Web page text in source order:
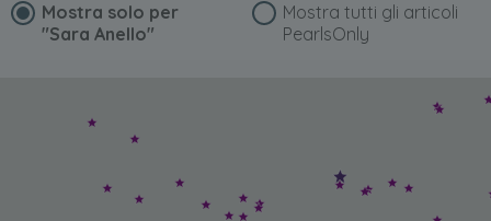
Mostra solo per
"Sara Anello"
Mostra tutti gli articoli
PearlsOnly